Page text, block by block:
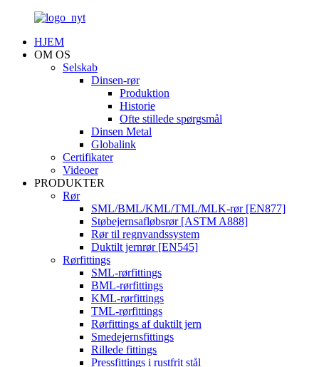
HJEM
OM OS
Selskab
Dinsen-rør
Produktion
Historie
Ofte stillede spørgsmål
Dinsen Metal
Globalink
Certifikater
Videoer
PRODUKTER
Rør
SML/BML/KML/TML/MLK-rør [EN877]
Støbejernsafløbsrør [ASTM A888]
Rør til regnvandssystem
Duktilt jernrør [EN545]
Rørfittings
SML-rørfittings
BML-rørfittings
KML-rørfittings
TML-rørfittings
Rørfittings af duktilt jern
Smedejernsfittings
Rillede fittings
Pressfittings i rustfrit stål